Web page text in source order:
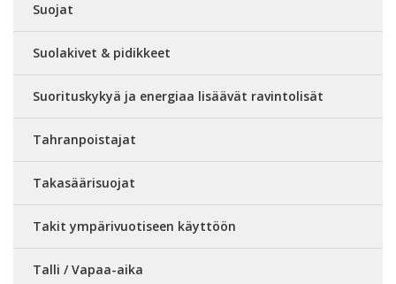
Suojat
Suolakivet & pidikkeet
Suorituskykyä ja energiaa lisäävät ravintolisät
Tahranpoistajat
Takasäärisuojat
Takit ympärivuotiseen käyttöön
Talli / Vapaa-aika